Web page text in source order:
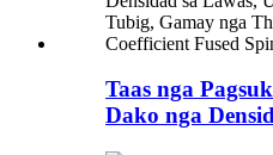
Taas nga
Dako nga